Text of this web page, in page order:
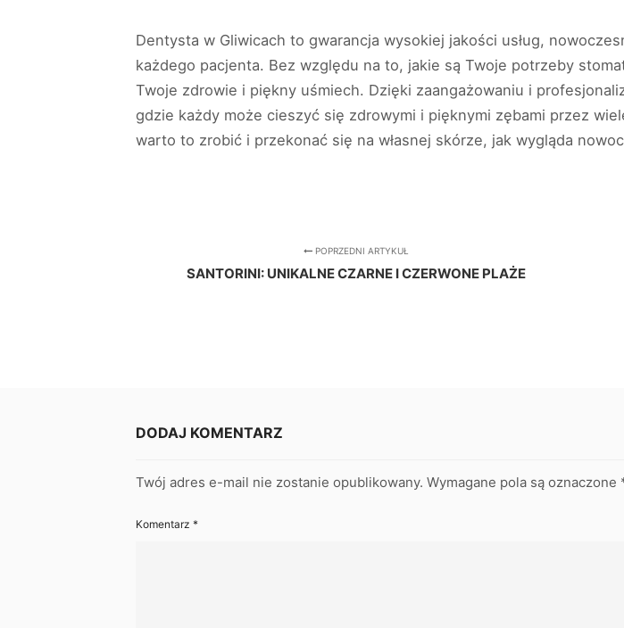
Dentysta w Gliwicach to gwarancja wysokiej jakości usług,
każdego pacjenta. Bez względu na to, jakie są Twoje potrzeby
Twoje zdrowie i piękny uśmiech. Dzięki zaangażowaniu i
gdzie każdy może cieszyć się zdrowymi i pięknymi zębami przez
warto to zrobić i przekonać się na własnej skórze, jak wygląda
POPRZEDNI ARTYKUŁ
SANTORINI: UNIKALNE CZARNE I CZERWONE PLAŻE
DODAJ KOMENTARZ
Twój adres e-mail nie zostanie opublikowany. Wymagane pola są oznaczone
Komentarz *